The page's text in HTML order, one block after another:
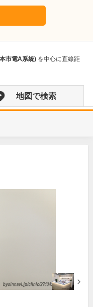
市電A系統) を中心に直線距
地図で検索